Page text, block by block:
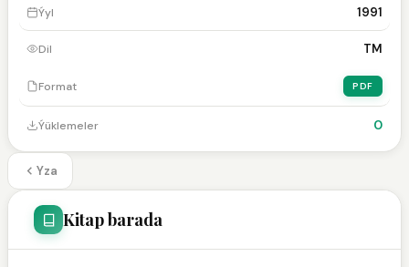
Ýyl 1991
Dil TM
Format PDF
Ýüklemeler 0
Yza
Kitap barada